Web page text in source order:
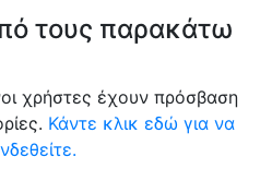
τους παρακάτω
χρήστες έχουν πρόσβαση
Κάντε κλικ εδώ για να